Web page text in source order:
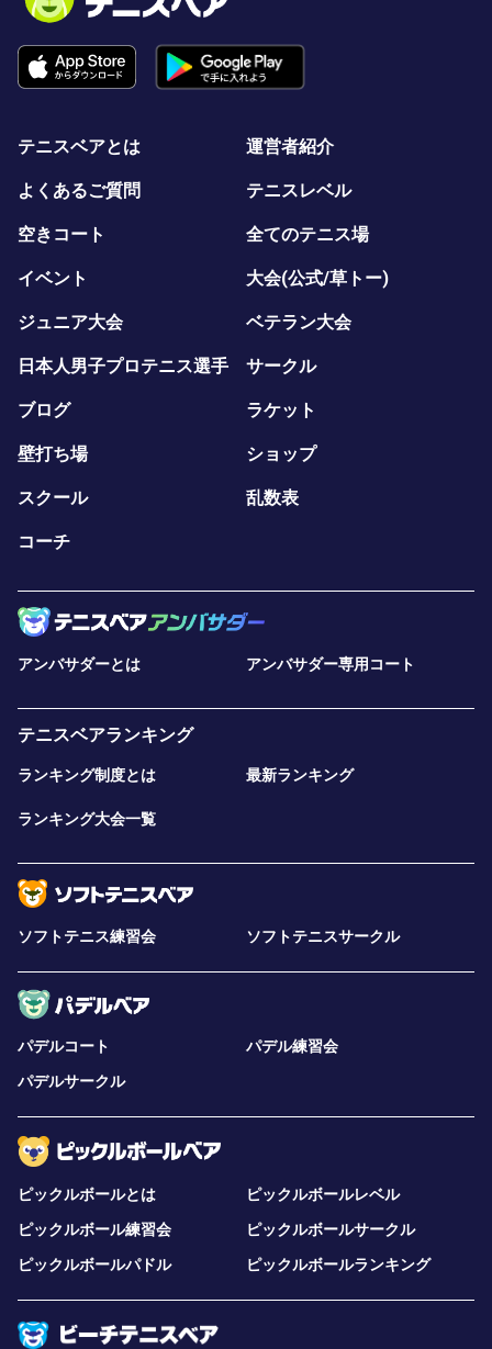
テニスベアとは 運営者紹介
よくあるご質問 テニスレベル
空きコート 全てのテニス場
イベント 大会(公式/草トー)
ジュニア大会 ベテラン大会
日本人男子プロテニス選手 サークル
ブログ ラケット
壁打ち場 ショップ
スクール 乱数表
コーチ
アンバサダーとは アンバサダー専用コート
テニスベアランキング
ランキング制度とは 最新ランキング
ランキング大会一覧
ソフトテニス練習会 ソフトテニスサークル
パデルコート
パデル練習会
パデルサークル
ピックルボールとは
ピックルボールレベル
ピックルボール練習会
ピックルボールサークル
ピックルボールパドル
ピックルボールランキング